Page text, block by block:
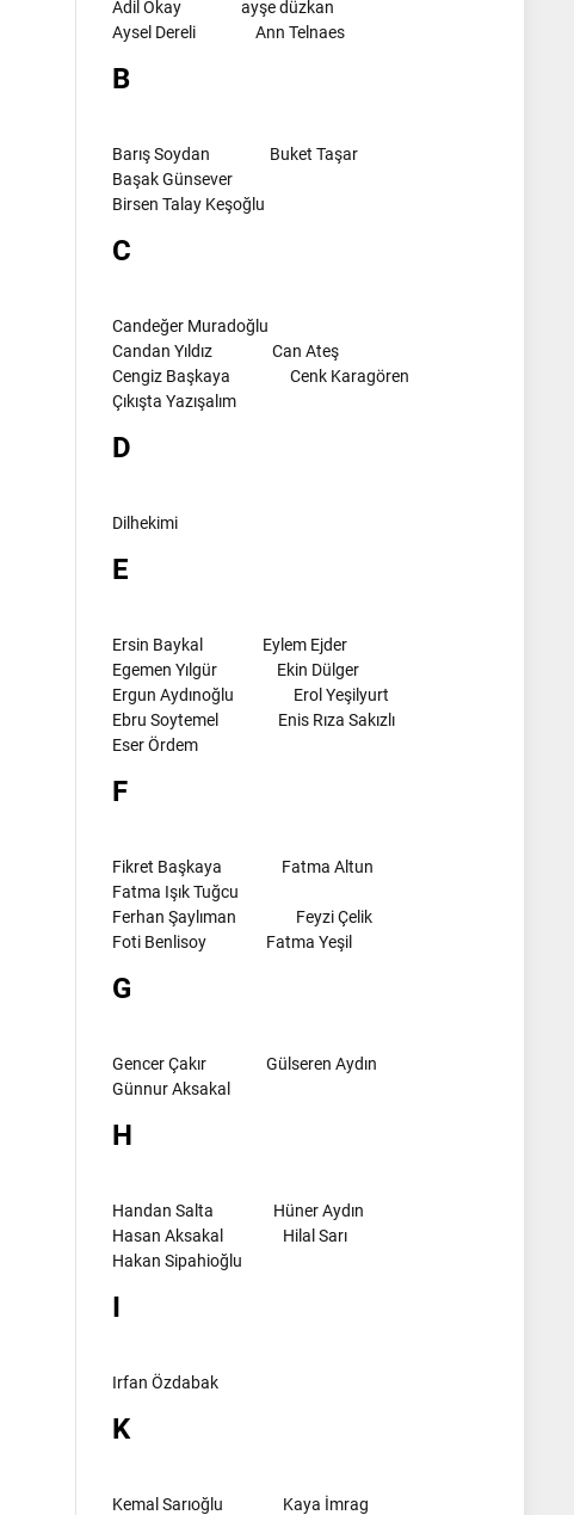
Adil Okay
ayşe düzkan
Aysel Dereli
Ann Telnaes
B
Barış Soydan
Buket Taşar
Başak Günsever
Birsen Talay Keşoğlu
C
Candeğer Muradoğlu
Candan Yıldız
Can Ateş
Cengiz Başkaya
Cenk Karagören
Çıkışta Yazışalım
D
Dilhekimi
E
Ersin Baykal
Eylem Ejder
Egemen Yılgür
Ekin Dülger
Ergun Aydınoğlu
Erol Yeşilyurt
Ebru Soytemel
Enis Rıza Sakızlı
Eser Ördem
F
Fikret Başkaya
Fatma Altun
Fatma Işık Tuğcu
Ferhan Şaylıman
Feyzi Çelik
Foti Benlisoy
Fatma Yeşil
G
Gencer Çakır
Gülseren Aydın
Günnur Aksakal
H
Handan Salta
Hüner Aydın
Hasan Aksakal
Hilal Sarı
Hakan Sipahioğlu
I
Irfan Özdabak
K
Kemal Sarıoğlu Kaya İmrag